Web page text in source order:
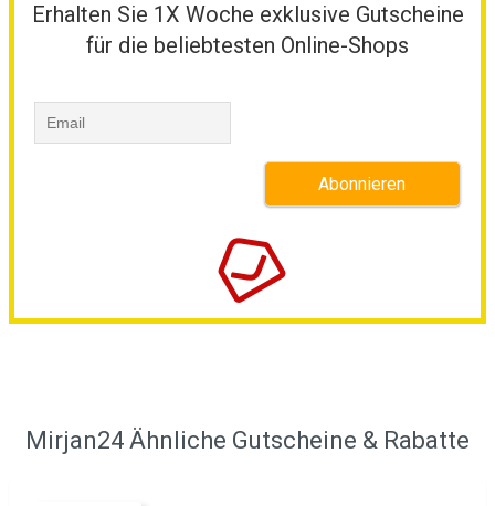
Erhalten Sie 1X Woche exklusive Gutscheine
für die beliebtesten Online-Shops
Mirjan24 Ähnliche Gutscheine & Rabatte